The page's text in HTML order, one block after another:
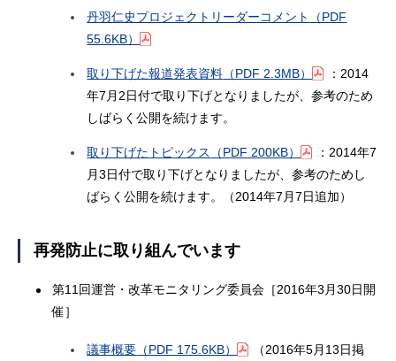
丹羽仁史プロジェクトリーダーコメント
（PDF
55.6KB）
取り下げた報道発表資料 （PDF 2.3MB）
：2014
年7月2日付で取り下げとなりましたが、参考のため
しばらく公開を続けます。
取り下げたトピックス （PDF 200KB）
：2014年7
月3日付で取り下げとなりましたが、参考のためし
ばらく公開を続けます。（2014年7月7日追加）
再発防止に取り組んでいます
第11回運営・改革モニタリング委員会［2016年3月30日開
催］
議事概要 （PDF 175.6KB）
（2016年5月13日掲